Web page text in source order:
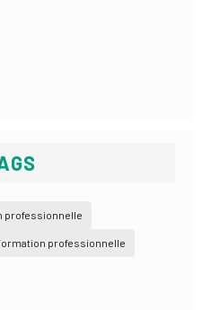
professionnelle
professionnelle